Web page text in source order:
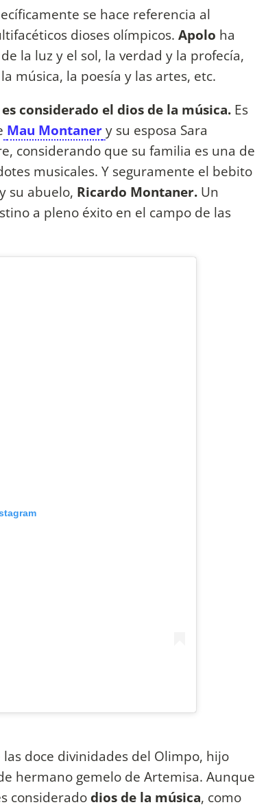
se hace referencia al
dioses olímpicos. Apolo ha
de la luz y el sol, la verdad y la profecía,
música, la poesía y las artes, etc.
es considerado el dios de la música. Es
Mau Montanery su esposa Sara
considerando que su familia es una de
musicales. Y seguramente el bebito
su abuelo, Ricardo Montaner. Un
a pleno éxito en el campo de las
las doce divinidades del Olimpo, hijo
hermano gemelo de Artemisa. Aunque
consideradodios de la música, como